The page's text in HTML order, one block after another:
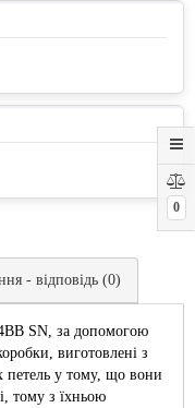
0
- відповідь (0)
SN, за допомогою
виготовлені з
петель у тому, що вони
тому з їхньою